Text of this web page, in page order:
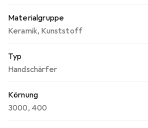
Materialgruppe
Keramik, Kunststoff
Typ
Handschärfer
Körnung
3000, 400